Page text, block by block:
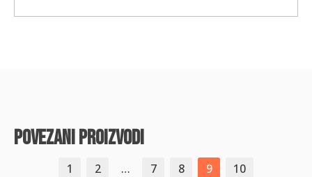
povezani proizvodi
1 2 … 7 8 9
10